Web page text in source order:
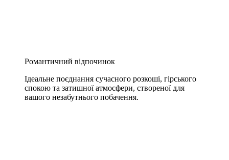
Романтичний відпочинок
Ідеальне поєднання сучасного розкоші, гірського
спокою та затишної атмосфери, створеної для
вашого незабутнього побачення.